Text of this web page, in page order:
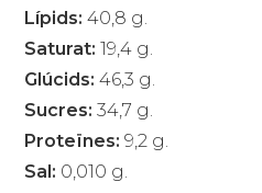
Lípids: 40,8 g.
Saturat: 19,4 g.
Glúcids: 46,3 g.
Sucres: 34,7 g.
Proteïnes: 9,2 g.
Sal: 0,010 g.